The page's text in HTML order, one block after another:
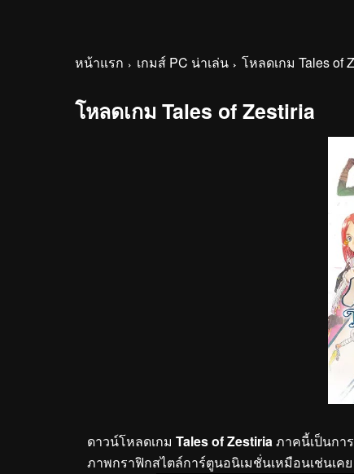
หน้าแรก เกมส์ PC น่าเล่น โหลดเกม Tales of
โหลดเกม Tales of Zestiria
ดาวน์โหลดเกม Tales of Zestiriaภาคนี้เป็นกา
ภาพกราฟิกสไตล์การ์ตูนอนิเมชั่นเหมือนเช่นเค